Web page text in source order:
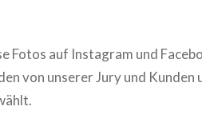
Fotos auf Instagram und
von unserer Jury und Kunden